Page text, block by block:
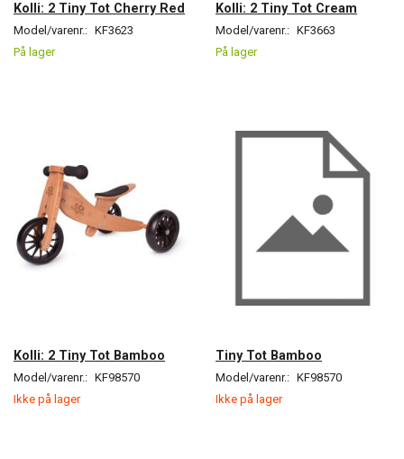
Kolli: 2 Tiny Tot Cherry Red
Model/varenr.: KF3623
På lager
Kolli: 2 Tiny Tot Cream
Model/varenr.: KF3663
På lager
Kolli: 2 Tiny Tot Bamboo
Model/varenr.: KF98570
Ikke på lager
Tiny Tot Bamboo
Model/varenr.: KF98570
Ikke på lager